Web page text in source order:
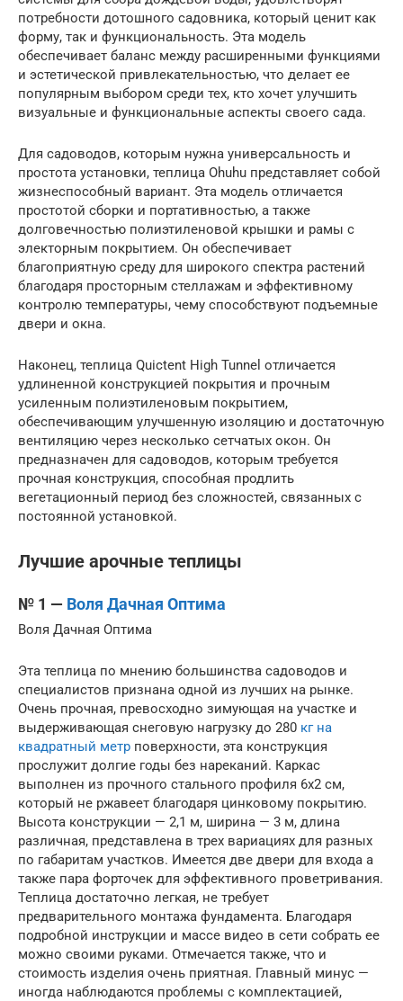
потребности дотошного садовника, который ценит как
форму, так и функциональность. Эта модель
обеспечивает баланс между расширенными функциями
и эстетической привлекательностью, что делает ее
популярным выбором среди тех, кто хочет улучшить
визуальные и функциональные аспекты своего сада.
Для садоводов, которым нужна универсальность и
простота установки, теплица Ohuhu представляет собой
жизнеспособный вариант. Эта модель отличается
простотой сборки и портативностью, а также
долговечностью полиэтиленовой крышки и рамы с
электорным покрытием. Он обеспечивает
благоприятную среду для широкого спектра растений
благодаря просторным стеллажам и эффективному
контролю температуры, чему способствуют подъемные
двери и окна.
Наконец, теплица Quictent High Tunnel отличается
удлиненной конструкцией покрытия и прочным
усиленным полиэтиленовым покрытием,
обеспечивающим улучшенную изоляцию и достаточную
вентиляцию через несколько сетчатых окон. Он
предназначен для садоводов, которым требуется
прочная конструкция, способная продлить
вегетационный период без сложностей, связанных с
постоянной установкой.
Лучшие арочные теплицы
№ 1 — Воля Дачная Оптима
Воля Дачная Оптима
Эта теплица по мнению большинства садоводов и
специалистов признана одной из лучших на рынке.
Очень прочная, превосходно зимующая на участке и
выдерживающая снеговую нагрузку до 280 кг на
квадратный метр поверхности, эта конструкция
прослужит долгие годы без нареканий. Каркас
выполнен из прочного стального профиля 6х2 см,
который не ржавеет благодаря цинковому покрытию.
Высота конструкции — 2,1 м, ширина — 3 м, длина
различная, представлена в трех вариациях для разных
по габаритам участков. Имеется две двери для входа а
также пара форточек для эффективного проветривания.
Теплица достаточно легкая, не требует
предварительного монтажа фундамента. Благодаря
подробной инструкции и массе видео в сети собрать ее
можно своими руками. Отмечается также, что и
стоимость изделия очень приятная. Главный минус —
иногда наблюдаются проблемы с комплектацией,